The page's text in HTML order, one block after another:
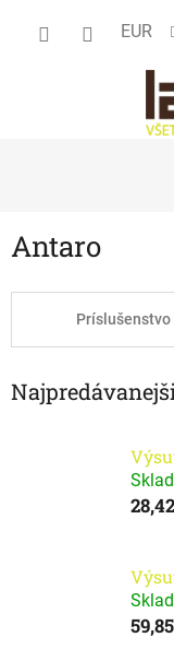
EUR
Antaro
Príslušenstvo